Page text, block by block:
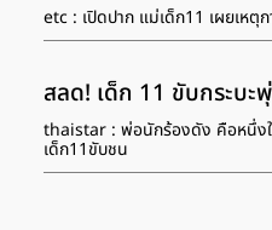
etc : เปิดปาก แม่เด็ก11 เผยเห
สลด! เด็ก 11 ขับกระบ
thaistar : พ่อนักร้องดัง คือหนึ่ง
เด็ก11ขับชน